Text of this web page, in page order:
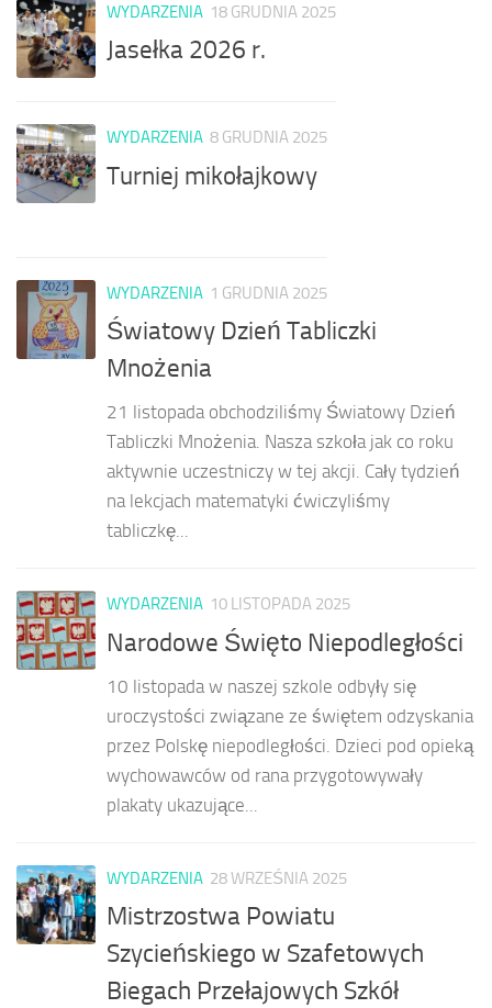
WYDARZENIA 18 GRUDNIA 2025
Jasełka 2026 r.
WYDARZENIA 8 GRUDNIA 2025
Turniej mikołajkowy
WYDARZENIA 1 GRUDNIA 2025
Światowy Dzień Tabliczki
Mnożenia
21 listopada obchodziliśmy Światowy Dzień
Tabliczki Mnożenia. Nasza szkoła jak co roku
aktywnie uczestniczy w tej akcji. Cały tydzień
na lekcjach matematyki ćwiczyliśmy
tabliczkę...
WYDARZENIA 10 LISTOPADA 2025
Narodowe Święto Niepodległości
10 listopada w naszej szkole odbyły się
uroczystości związane ze świętem odzyskania
przez Polskę niepodległości. Dzieci pod opieką
wychowawców od rana przygotowywały
plakaty ukazujące...
WYDARZENIA 28 WRZEŚNIA 2025
Mistrzostwa Powiatu
Szycieńskiego w Szafetowych
Biegach Przełajowych Szkół